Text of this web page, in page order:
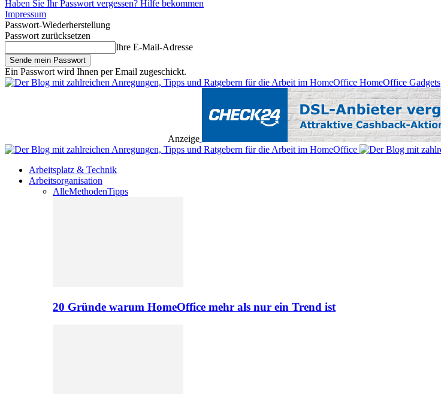
Haben Sie Ihr Passwort vergessen? Hilfe bekommen
Impressum
Passwort-Wiederherstellung
Passwort zurücksetzen
Ihre E-Mail-Adresse
Ein Passwort wird Ihnen per Email zugeschickt.
HomeOffice Gadgets
Anzeige
Arbeitsplatz & Technik
Arbeitsorganisation
AlleMethodenTipps
20 Gründe warum HomeOffice mehr als nur ein Trend ist